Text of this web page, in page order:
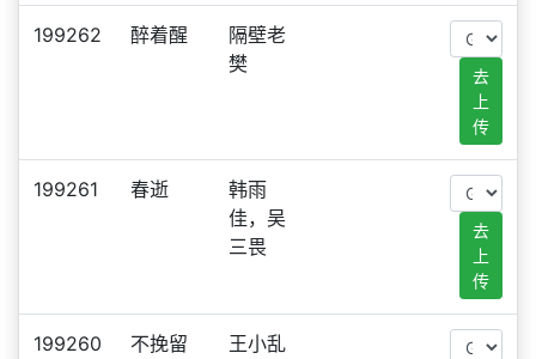
199262 醉着醒
隔壁老
樊
去
上
传
199261 春逝
韩雨
佳，吴
三畏
去
上
传
199260
不挽留
王小乱